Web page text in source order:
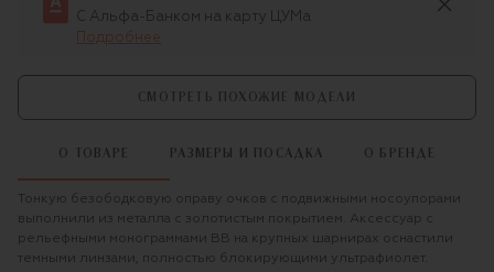
С Альфа-Банком на карту ЦУМа
Подробнее
СМОТРЕТЬ ПОХОЖИЕ МОДЕЛИ
О ТОВАРЕ РАЗМЕРЫ И ПОСАДКА О БРЕНДЕ
Тонкую безободковую оправу очков с подвижными носоупорами
выполнили из металла с золотистым покрытием. Аксессуар с
рельефными монограммами BB на крупных шарнирах оснастили
темными линзами, полностью блокирующими ультрафиолет.